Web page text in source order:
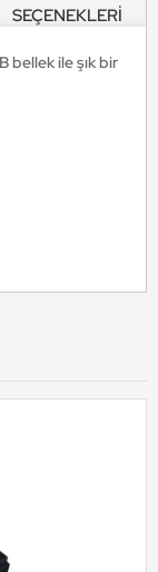
SEÇENEKLERİ
bellek ile şık bir